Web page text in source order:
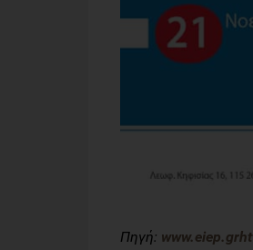
Πηγή: www.eiep.gr